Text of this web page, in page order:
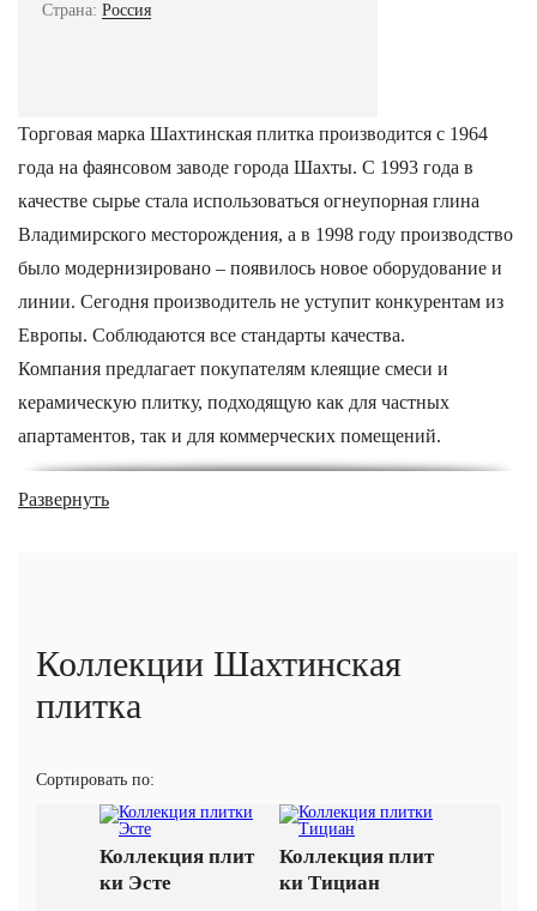
Страна: Россия
Торговая марка Шахтинская плитка производится с 1964
года на фаянсовом заводе города Шахты. С 1993 года в
качестве сырье стала использоваться огнеупорная глина
Владимирского месторождения, а в 1998 году производство
было модернизировано – появилось новое оборудование и
линии. Сегодня производитель не уступит конкурентам из
Европы. Соблюдаются все стандарты качества.
Компания предлагает покупателям клеящие смеси и
керамическую плитку, подходящую как для частных
апартаментов, так и для коммерческих помещений.
Продукция компании
В каталоге также есть серии, эксплуатационные
характеристики которых позволяют применять
керамогранит для оформления помещений с большим
купить керамогранит для парковок, складских помещений,
торговых залов, холлов аэропортов, станций, автовокзалов
Предлагая современные дизайнерские решения, компания
Развернуть
Коллекции Шахтинская
плитка
Сортировать по:
Коллекция плит
ки Эсте
Коллекция плит
ки Тициан